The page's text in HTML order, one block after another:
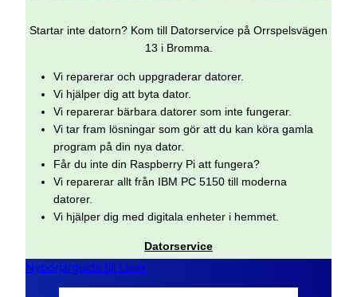
Startar inte datorn? Kom till Datorservice på Orrspelsvägen
13 i Bromma.
Vi reparerar och uppgraderar datorer.
Vi hjälper dig att byta dator.
Vi reparerar bärbara datorer som inte fungerar.
Vi tar fram lösningar som gör att du kan köra gamla
program på din nya dator.
Får du inte din Raspberry Pi att fungera?
Vi reparerar allt från IBM PC 5150 till moderna
datorer.
Vi hjälper dig med digitala enheter i hemmet.
Datorservice
Nybörjarguide till Linux